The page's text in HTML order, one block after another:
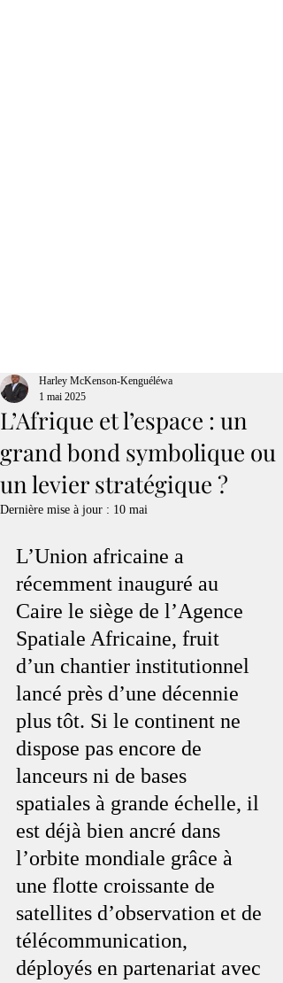
L’Afrique et l’espace : un
grand bond symbolique ou
un levier stratégique ?
Harley McKenson-Kenguéléwa
1 mai 2025
Dernière mise à jour : 10 mai
L’Union africaine a
récemment inauguré au
Caire le siège de l’Agence
Spatiale Africaine, fruit
d’un chantier institutionnel
lancé près d’une décennie
plus tôt. Si le continent ne
dispose pas encore de
lanceurs ni de bases
spatiales à grande échelle, il
est déjà bien ancré dans
l’orbite mondiale grâce à
une flotte croissante de
satellites d’observation et de
télécommunication,
déployés en partenariat avec